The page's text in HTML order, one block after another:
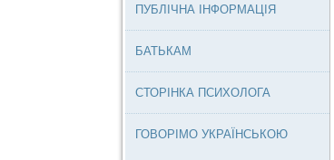
ПУБЛІЧНА ІНФОРМАЦІЯ
БАТЬКАМ
СТОРІНКА ПСИХОЛОГА
ГОВОРІМО УКРАЇНСЬКОЮ